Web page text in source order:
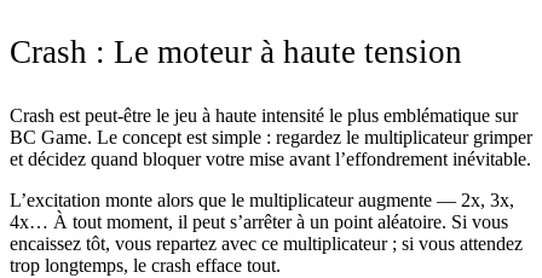
Crash : Le moteur à haute tension
Crash est peut-être le jeu à haute intensité le plus emblématique sur
BC Game. Le concept est simple : regardez le multiplicateur grimper
et décidez quand bloquer votre mise avant l’effondrement inévitable.
L’excitation monte alors que le multiplicateur augmente — 2x, 3x,
4x… À tout moment, il peut s’arrêter à un point aléatoire. Si vous
encaissez tôt, vous repartez avec ce multiplicateur ; si vous attendez
trop longtemps, le crash efface tout.